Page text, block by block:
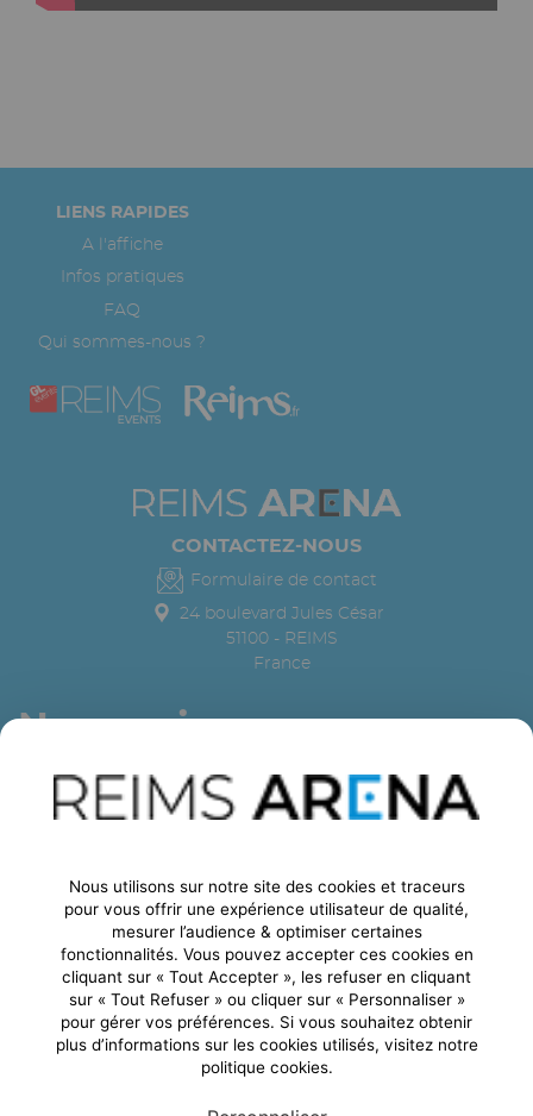
LIENS RAPIDES
A l'affiche
Infos pratiques
FAQ
Qui sommes-nous ?
CONTACTEZ-NOUS
Formulaire de contact
24 boulevard Jules César
51100- REIMS
France
Nous suivre
Politique de Confidentialité - Copyright 2022
Nous utilisons sur notre site des cookies et traceurs
pour vous offrir une expérience utilisateur de qualité,
mesurer l’audience & optimiser certaines
fonctionnalités. Vous pouvez accepter ces cookies en
cliquant sur « Tout Accepter », les refuser en cliquant
sur « Tout Refuser » ou cliquer sur « Personnaliser »
pour gérer vos préférences. Si vous souhaitez obtenir
plus d’informations sur les cookies utilisés, visitez notre
politique cookies.